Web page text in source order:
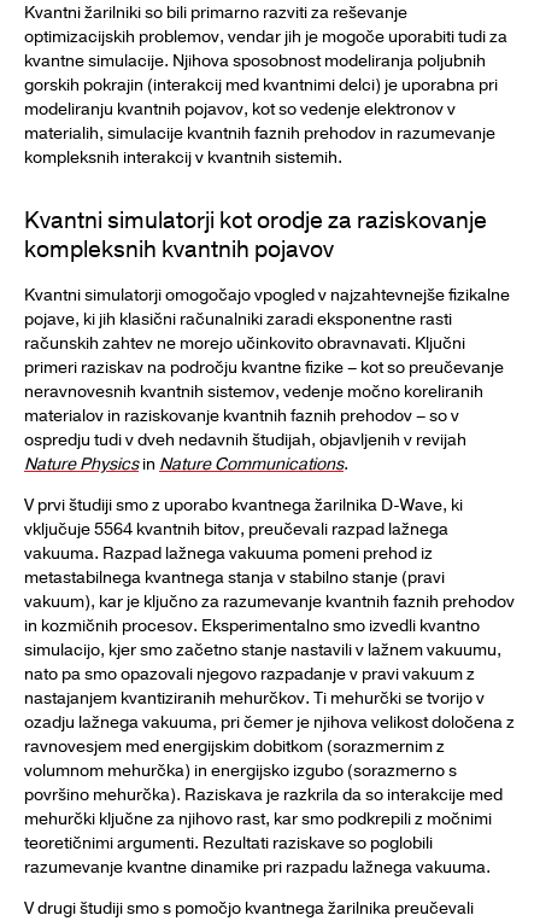
Kvantni žarilniki so bili primarno razviti za reševanje
optimizacijskih problemov, vendar jih je mogoče uporabiti tudi za
kvantne simulacije. Njihova sposobnost modeliranja poljubnih
gorskih pokrajin (interakcij med kvantnimi delci) je uporabna pri
modeliranju kvantnih pojavov, kot so vedenje elektronov v
materialih, simulacije kvantnih faznih prehodov in razumevanje
kompleksnih interakcij v kvantnih sistemih.
Kvantni simulatorji kot orodje za raziskovanje
kompleksnih kvantnih pojavov
Kvantni simulatorji omogočajo vpogled v najzahtevnejše fizikalne
pojave, ki jih klasični računalniki zaradi eksponentne rasti
računskih zahtev ne morejo učinkovito obravnavati. Ključni
primeri raziskav na področju kvantne fizike – kot so preučevanje
neravnovesnih kvantnih sistemov, vedenje močno koreliranih
materialov in raziskovanje kvantnih faznih prehodov – so v
ospredju tudi v dveh nedavnih študijah, objavljenih v revijah
Nature Physicsin Nature Communications.
V prvi študiji smo z uporabo kvantnega žarilnika D-Wave, ki
vključuje 5564 kvantnih bitov, preučevali razpad lažnega
vakuuma. Razpad lažnega vakuuma pomeni prehod iz
metastabilnega kvantnega stanja v stabilno stanje (pravi
vakuum), kar je ključno za razumevanje kvantnih faznih prehodov
in kozmičnih procesov. Eksperimentalno smo izvedli kvantno
simulacijo, kjer smo začetno stanje nastavili v lažnem vakuumu,
nato pa smo opazovali njegovo razpadanje v pravi vakuum z
nastajanjem kvantiziranih mehurčkov. Ti mehurčki se tvorijo v
ozadju lažnega vakuuma, pri čemer je njihova velikost določena z
ravnovesjem med energijskim dobitkom (sorazmernim z
volumnom mehurčka) in energijsko izgubo (sorazmerno s
površino mehurčka). Raziskava je razkrila da so interakcije med
mehurčki ključne za njihovo rast, kar smo podkrepili z močnimi
teoretičnimi argumenti. Rezultati raziskave so poglobili
razumevanje kvantne dinamike pri razpadu lažnega vakuuma.
V drugi študiji smo s pomočjo kvantnega žarilnika preučevali